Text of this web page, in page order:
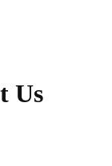
Us